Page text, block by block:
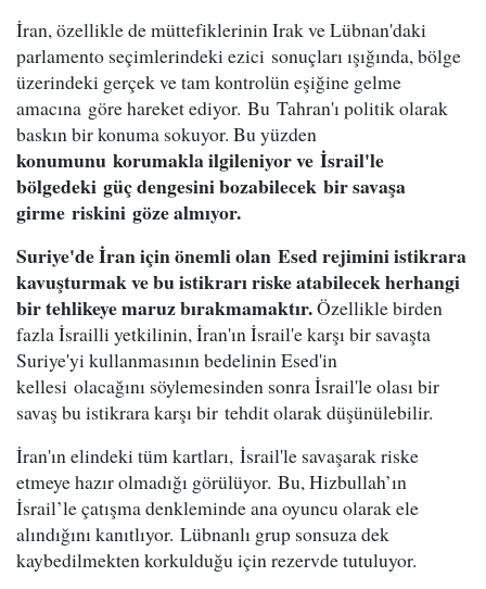
İran, özellikle de müttefiklerinin Irak ve Lübnan'daki
parlamento seçimlerindeki ezici sonuçları ışığında, bölge
üzerindeki gerçek ve tam kontrolün eşiğine gelme
amacına göre hareket ediyor. Bu Tahran'ı politik olarak
baskın bir konuma sokuyor. Bu yüzden
konumunu korumakla ilgileniyor ve İsrail'le
bölgedeki güç dengesini bozabilecek bir savaşa
girme riskini göze almıyor.
Suriye'de İran için önemli olan Esed rejimini istikrara
kavuşturmak ve bu istikrarı riske atabilecek herhangi
bir tehlikeye maruz bırakmamaktır.Özellikle birden
fazla İsrailli yetkilinin, İran'ın İsrail'e karşı bir savaşta
Suriye'yi kullanmasının bedelinin Esed'in
kellesi olacağını söylemesinden sonra İsrail'le olası bir
savaş bu istikrara karşı bir tehdit olarak düşünülebilir.
İran'ın elindeki tüm kartları, İsrail'le savaşarak riske
etmeye hazır olmadığı görülüyor. Bu, Hizbullah’ın
İsrail’le çatışma denkleminde ana oyuncu olarak ele
alındığını kanıtlıyor. Lübnanlı grup sonsuza dek
kaybedilmekten korkulduğu için rezervde tutuluyor.